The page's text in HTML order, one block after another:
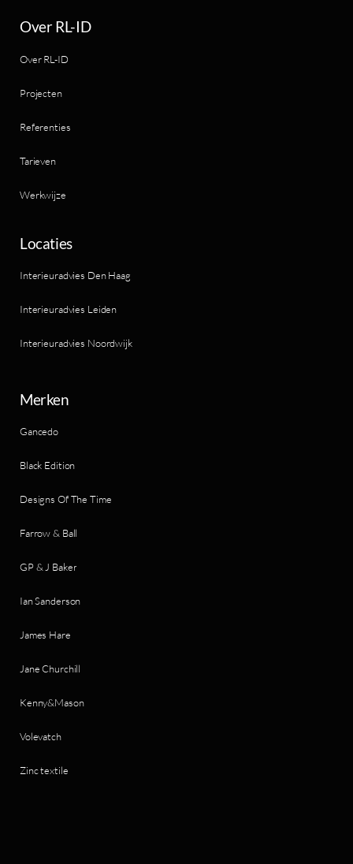
Over RL-ID
Over RL-ID
Projecten
Referenties
Tarieven
Werkwijze
Locaties
Interieuradvies Den Haag
Interieuradvies Leiden
Interieuradvies Noordwijk
Merken
Gancedo
Black Edition
Designs Of The Time
Farrow & Ball
GP & J Baker
Ian Sanderson
James Hare
Jane Churchill
Kenny&Mason
Volevatch
Zinc textile